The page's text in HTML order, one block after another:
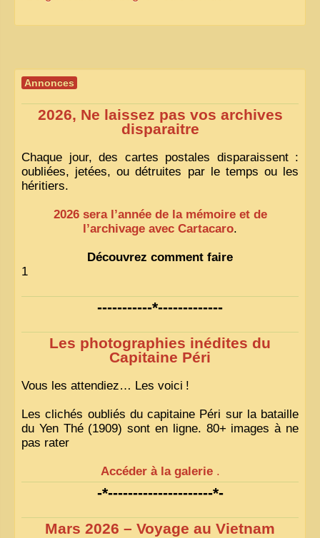
Annonces
2026, Ne laissez pas vos archives
disparaitre
Chaque jour, des cartes postales disparaissent :
oubliées, jetées, ou détruites par le temps ou les
héritiers.
2026 sera l’année de la mémoire et de
l’archivage avec Cartacaro.
Découvrez comment faire
1
-----------*-------------
Les photographies inédites du
Capitaine Péri
Vous les attendiez… Les voici !
Les clichés oubliés du capitaine Péri sur la bataille
du Yen Thé (1909) sont en ligne. 80+ images à ne
pas rater
Accéder à la galerie .
-*---------------------*-
Mars 2026 – Voyage au Vietnam